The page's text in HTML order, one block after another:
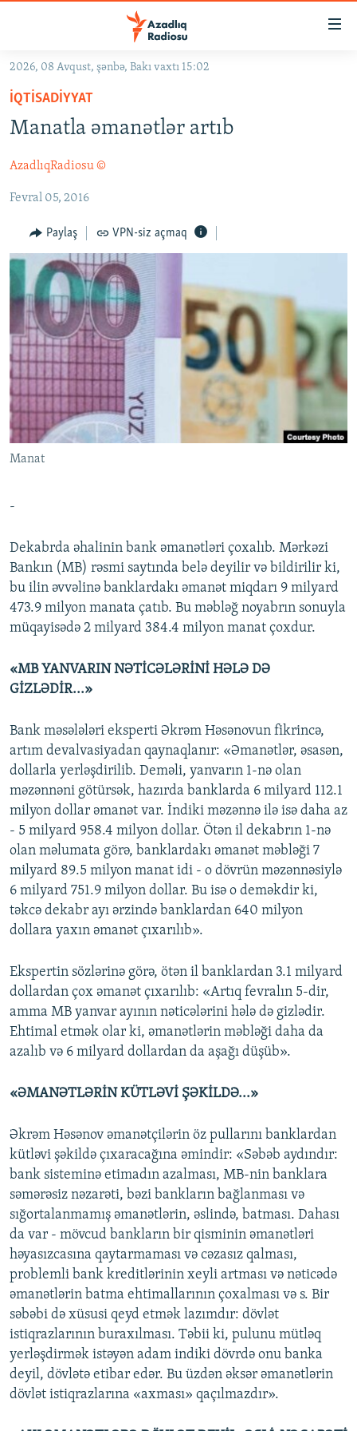
Əsas
qayıt
Əsas
qayıt
keç
GÜNDƏM
#ƏSLINDƏ
FƏRQƏ BAX
QANUNI DOĞRU
ARAŞDIRMA
MULTIMEDIA
VIDEO
FOTOQALEREYA
İNFOQRAFIKA
KARIKATURA
RADIO ARXIV
OXU ZALI
AZƏRBAYCAN ƏDƏBIYYATI KITABXANASI
İSLAM VƏ DEMOKRATIYA
İZ - MƏDƏNIYYƏT PROQRAMI
HAQQIMIZDA
MISSIYAMIZ
PEŞƏ ETIKASI VƏ JURNALISTIKA STANDARTLARIMIZ
MATERIALLARIMIZDAN ISTIFADƏ
AZADLIQRADIOSU MOBIL TELEFONUNUZDA
RFE/RL-in bütün saytları
2026, 08 Avqust, şənbə, Bakı vaxtı 15:02
İQTISADIYYAT
Manatla əmanətlər artıb
AzadlıqRadiosu ©
Fevral 05, 2016
Paylaş VPN-siz açmaq
Manat
-
Dekabrda əhalinin bank əmanətləri çoxalıb. Mərkəzi
Bankın (MB) rəsmi saytında belə deyilir və bildirilir ki,
bu ilin əvvəlinə banklardakı əmanət miqdarı 9 milyard
473.9 milyon manata çatıb. Bu məbləğ noyabrın sonuyla
müqayisədə 2 milyard 384.4 milyon manat çoxdur.
«MB YANVARIN NƏTİCƏLƏRİNİ HƏLƏ DƏ
GİZLƏDİR...»
Bank məsələləri eksperti Əkrəm Həsənovun fikrincə,
artım devalvasiyadan qaynaqlanır: «Əmanətlər, əsasən,
dollarla yerləşdirilib. Deməli, yanvarın 1-nə olan
məzənnəni götürsək, hazırda banklarda 6 milyard 112.1
milyon dollar əmanət var. İndiki məzənnə ilə isə daha az
- 5 milyard 958.4 milyon dollar. Ötən il dekabrın 1-nə
olan məlumata görə, banklardakı əmanət məbləği 7
milyard 89.5 milyon manat idi - o dövrün məzənnəsiylə
6 milyard 751.9 milyon dollar. Bu isə o deməkdir ki,
təkcə dekabr ayı ərzində banklardan 640 milyon
dollara yaxın əmanət çıxarılıb».
Ekspertin sözlərinə görə, ötən il banklardan 3.1 milyard
dollardan çox əmanət çıxarılıb: «Artıq fevralın 5-dir,
amma MB yanvar ayının nəticələrini hələ də gizlədir.
Ehtimal etmək olar ki, əmanətlərin məbləği daha da
azalıb və 6 milyard dollardan da aşağı düşüb».
«ƏMANƏTLƏRİN KÜTLƏVİ ŞƏKİLDƏ...»
Əkrəm Həsənov əmanətçilərin öz pullarını banklardan
kütləvi şəkildə çıxaracağına əmindir: «Səbəb aydındır:
bank sisteminə etimadın azalması, MB-nin banklara
səmərəsiz nəzarəti, bəzi bankların bağlanması və
sığortalanmamış əmanətlərin, əslində, batması. Dahası
da var - mövcud bankların bir qisminin əmanətləri
həyasızcasına qaytarmaması və cəzasız qalması,
problemli bank kreditlərinin xeyli artması və nəticədə
əmanətlərin batma ehtimallarının çoxalması və s. Bir
səbəbi də xüsusi qeyd etmək lazımdır: dövlət
istiqrazlarının buraxılması. Təbii ki, pulunu mütləq
yerləşdirmək istəyən adam indiki dövrdə onu banka
deyil, dövlətə etibar edər. Bu üzdən əksər əmanətlərin
dövlət istiqrazlarına «axması» qaçılmazdır».